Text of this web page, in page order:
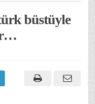
büstüyle